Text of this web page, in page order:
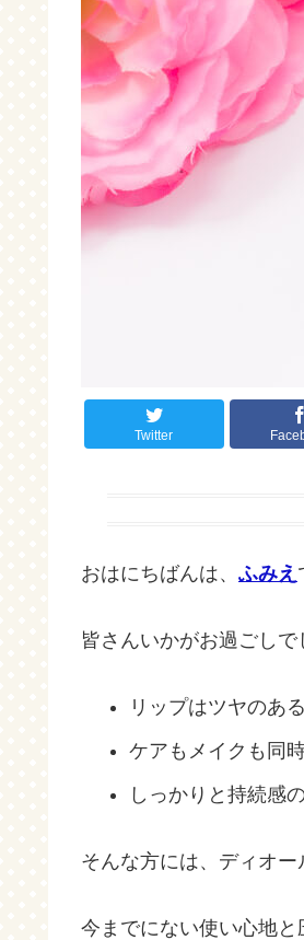
Twitter
おはにちばんは、 ふみえ
皆さんいかがお過ごしで
リップはツヤのあ
ケアもメイクも同
しっかりと持続感
そんな方には、ディオ
今までにない使い心地